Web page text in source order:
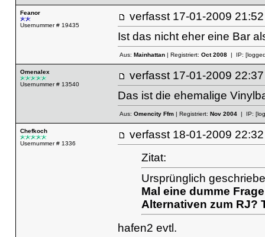
Feanor
Usernummer # 19435
verfasst 17-01-2009
Ist das nicht eher eine Bar
Aus: Mainhattan| Registriert: Oct 2008| IP:
Omenalex
Usernummer # 13540
verfasst 17-01-2009
Das ist die ehemalige
Aus: Omencity Ffm| Registriert: Nov 2004| IP:
Chefkoch
Usernummer # 1336
verfasst 18-01-2009
Zitat:
Ursprünglich
Mal eine dumme
Alternativen zum RJ?
hafen2 evtl.